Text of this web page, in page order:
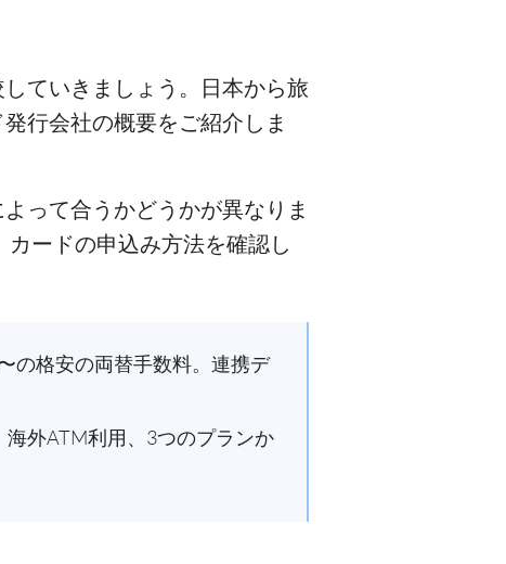
ていきましょう。日本から旅
行会社の概要をご紹介しま
って合うかどうかが異なりま
ードの申込み方法を確認し
の格安の両替手数料。連携デ
外ATM利用、3つのプランか